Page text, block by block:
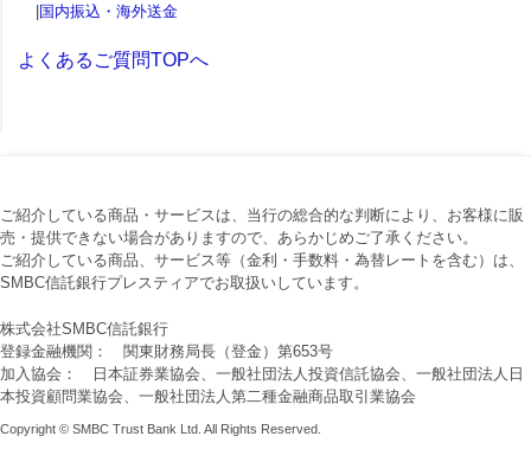
|国内振込・海外送金
よくあるご質問TOPへ
ご紹介している商品・サービスは、当行の総合的な判断により、お客様に販
売・提供できない場合がありますので、あらかじめご了承ください。
ご紹介している商品、サービス等（金利・手数料・為替レートを含む）は、
SMBC信託銀行プレスティアでお取扱いしています。
株式会社SMBC信託銀行
登録金融機関： 関東財務局長（登金）第653号
加入協会： 日本証券業協会、一般社団法人投資信託協会、一般社団法人日
本投資顧問業協会、一般社団法人第二種金融商品取引業協会
Copyright © SMBC Trust Bank Ltd. All Rights Reserved.